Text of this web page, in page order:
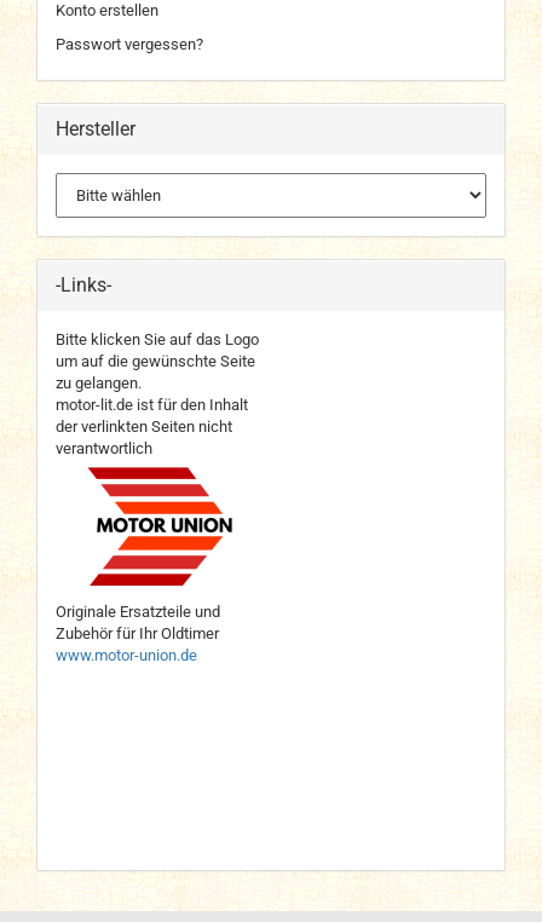
Konto erstellen
Passwort vergessen?
Hersteller
-Links-
Bitte klicken Sie auf das Logo
um auf die gewünschte Seite
zu gelangen.
motor-lit.de ist für den Inhalt
der verlinkten Seiten nicht
verantwortlich
Originale Ersatzteile und
Zubehör für Ihr Oldtimer
www.motor-union.de